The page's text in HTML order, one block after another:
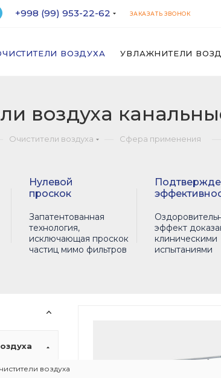
+998 (99) 953-22-62 ЗАКАЗАТЬ ЗВОНОК
ВОЗДУХА УВЛАЖНИТЕЛИ
воздуха
Очистители воздуха Сфера применения
Нулевой
проскок
Запатентованная
технология,
исключающая проскок
частиц мимо фильтров
эффект
клиническими
испытаниями
воздуха